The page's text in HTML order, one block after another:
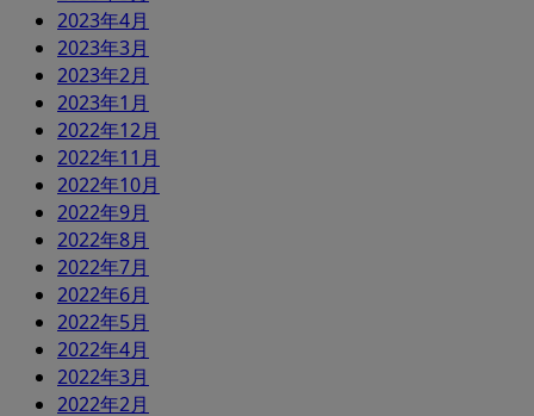
2023年4月
2023年3月
2023年2月
2023年1月
2022年12月
2022年11月
2022年10月
2022年9月
2022年8月
2022年7月
2022年6月
2022年5月
2022年4月
2022年3月
2022年2月